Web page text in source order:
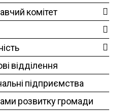
комітет
відділення
підприємства
розвитку громади